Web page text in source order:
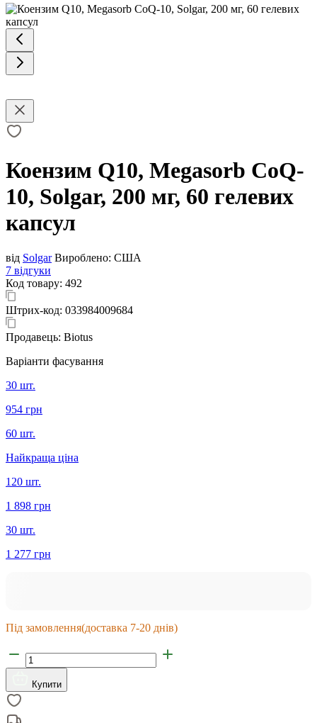
Коензим Q10, Megasorb CoQ-
10, Solgar, 200 мг, 60 гелевих
капсул
від Solgar Вироблено: США
7 відгуки
Код товару: 492
Штрих-код: 033984009684
Продавець: Biotus
Варіанти фасування
30 шт.
954 грн
60 шт.
Найкраща ціна
120 шт.
1 898 грн
30 шт.
1 277 грн
Під замовлення(доставка 7-20 днів)
Купити